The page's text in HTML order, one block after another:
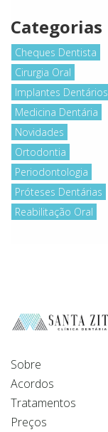
Categorias
Cheques Dentista
Cirurgia Oral
Implantes Dentários
Medicina Dentária
Novidades
Ortodontia
Periodontologia
Próteses Dentárias
Reabilitação Oral
Sobre
Acordos
Tratamentos
Preços